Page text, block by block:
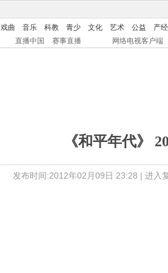
戏曲 音乐 科教 青少 文化 艺术 公益 产经
直播中国 赛事直播 网络电视客户端
《和平年代》
发布时间:2012年02月09日 23:28 | 进入